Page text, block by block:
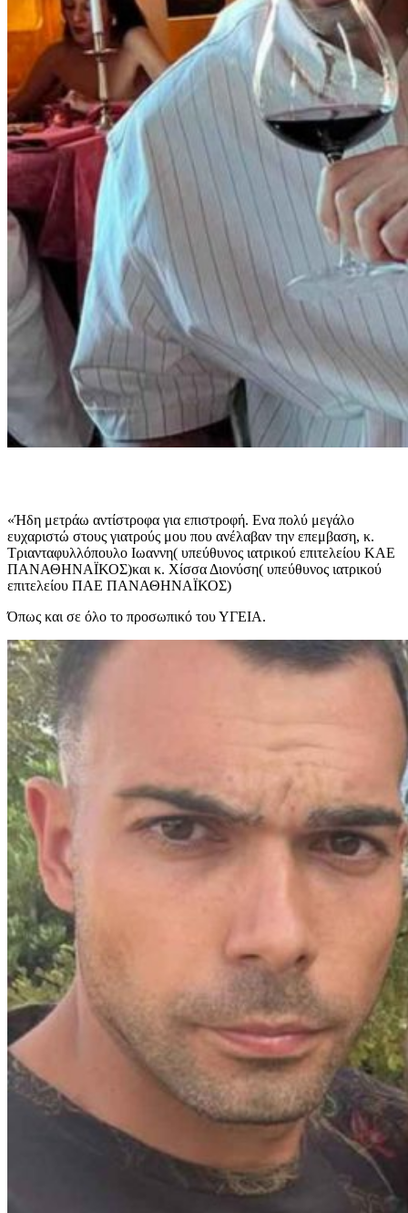
«Ήδη μετράω αντίστροφα για επιστροφή. Ενα πολύ μεγάλο
ευχαριστώ στους γιατρούς μου που ανέλαβαν την επεμβαση, κ.
Τριανταφυλλόπουλο Ιωαννη( υπεύθυνος ιατρικού επιτελείου ΚΑΕ
ΠΑΝΑΘΗΝΑΪΚΟΣ)και κ. Χίσσα Διονύση( υπεύθυνος ιατρικού
επιτελείου ΠΑΕ ΠΑΝΑΘΗΝΑΪΚΟΣ)
Όπως και σε όλο το προσωπικό του ΥΓΕΙΑ.